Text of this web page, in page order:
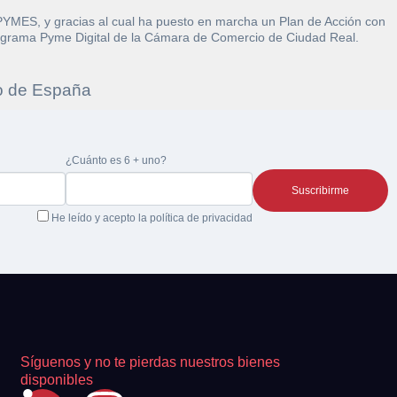
y gracias al cual ha puesto en marcha un Plan de Acción con
Pyme Digital de la Cámara de Comercio de Ciudad Real.
¿Cuánto es 6 + uno?
He leído y acepto la política de privacidad
Síguenos y no te pierdas nuestros bienes
disponibles
la
la